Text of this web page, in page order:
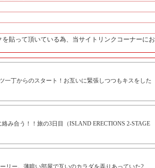
貼って頂いている為、当サイトリンクコーナーにお